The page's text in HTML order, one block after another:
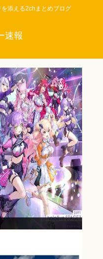
添える2chまとめブログ
速報